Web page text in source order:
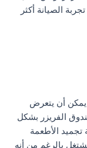
الصيانة أكثر
يمكن أن يتعرض
الفريزر بشكل
الأطعمة
بالرغم من أنه